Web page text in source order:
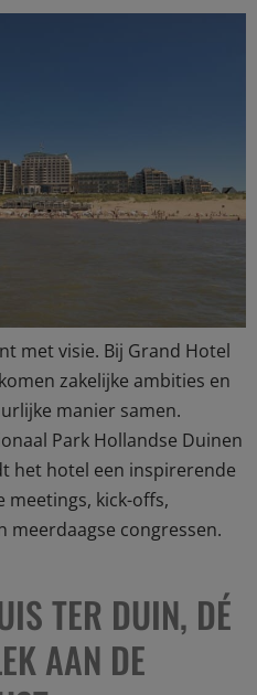
met visie. Bij Grand Hotel
zakelijke ambities en
manier samen.
Park Hollandse Duinen
het hotel een inspirerende
meetings, kick-offs,
meerdaagse congressen.
TER DUIN, DÉ
AAN DE